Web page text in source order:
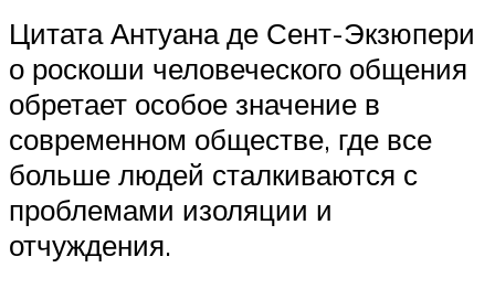
Цитата Антуана де Сент-Экзюпери
о роскоши человеческого общения
обретает особое значение в
современном обществе, где все
больше людей сталкиваются с
проблемами изоляции и
отчуждения.